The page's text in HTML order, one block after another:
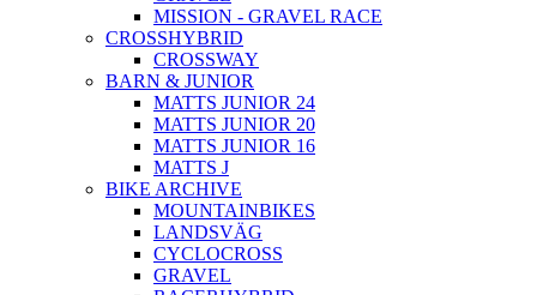
MISSION - GRAVEL RACE
CROSSHYBRID
CROSSWAY
BARN & JUNIOR
MATTS JUNIOR 24
MATTS JUNIOR 20
MATTS JUNIOR 16
MATTS J
BIKE ARCHIVE
MOUNTAINBIKES
LANDSVÄG
CYCLOCROSS
GRAVEL